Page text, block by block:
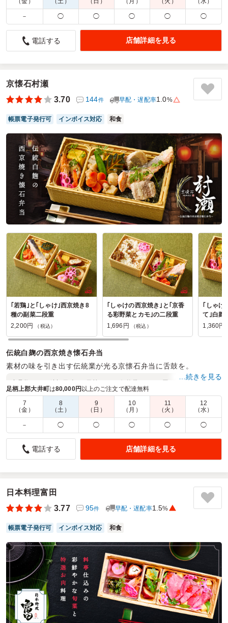
配達時間： 6:00～17:00
展示会で利用したが満足
4.0
ごくよかったです。3日分利用しましたが味と量と価格のバ
ランスも良く、とても満足しました。次回からもお弁当の用
意がない展示会の際は利用しようと思います。
ご利用シーン：イベント運営›
展示会
参加者の年齢：30代～40代男女比：男性多め
千葉県千葉市美浜区中瀬2026/07/30
にくとごはんの口コミをもっと見る
－ ◯ ◯ ◯ ◯ ◯
電話する 店舗詳細を見る
京懐石村瀬
3.70
144件 早配・遅配率1.0%
帳票電子発行可 インボイス対応 和食
｢若鶏｣と｢しゃけ｣西京焼き8
種の副菜二段重
2,200円
（税込）
｢しゃけの西京焼き｣と｢京香
る彩野菜とカモ｣の二段重
1,696円
（税込）
｢しゃけ
て｣白麹
当
1,360円
伝統白麹の西京焼き懐石弁当
素材の味を引き出す伝統業が光る京懐石弁当に舌鼓を。
商品数： 締切日時： 1日前10:00 価格帯：
1,360円～2,360円
配達時間： 6:00～17:00
お客様用のお弁当
4.0 株式会社アルビオン千葉支店
セミナー用お弁当でお願いしました。
彩りがとてもよく、見た目から楽しめるお弁当でした。主
セミナーの合間にちょうどよいボリュームで、最後まで集中
とてもおいしかったのでお客様に好評でした。
ご利用シーン： 会議・セミナー ›セミナー
千葉県千葉市美浜区中瀬
2026/06/18
京懐石村瀬の口コミをもっと見る
…続きを見る
足柄上郡大井町は80,000円以上のご注文で配達無料
7
（金）
8
（土）
9
（日）
10
（月）
11
（火）
12
（水）
－ ◯ ◯ ◯ ◯ ◯
電話する 店舗詳細を見る
日本料理富田
3.77
95件 早配・遅配率1.5%
帳票電子発行可 インボイス対応 和食